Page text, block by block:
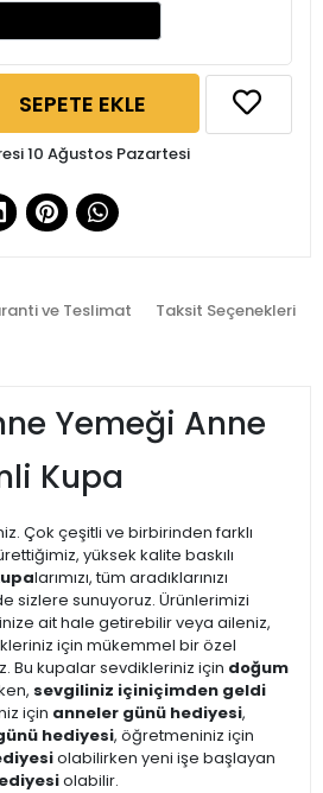
SEPETE EKLE
10 Ağustos Pazartesi
ve Teslimat Taksit Seçenekleri
Yemeği Anne
Kupa
Çok çeşitli ve birbirinden farklı
yüksek kalite baskılı
larımızı, tüm aradıklarınızı
sizlere sunuyoruz. Ürünlerimizi
ait hale getirebilir veya aileniz,
için mükemmel bir özel
Bu kupalar sevdikleriniz için doğum
sevgiliniz içiniçimden geldi
için anneler günü hediyesi,
hediyesi, öğretmeniniz için
olabilirken yeni işe başlayan
olabilir.